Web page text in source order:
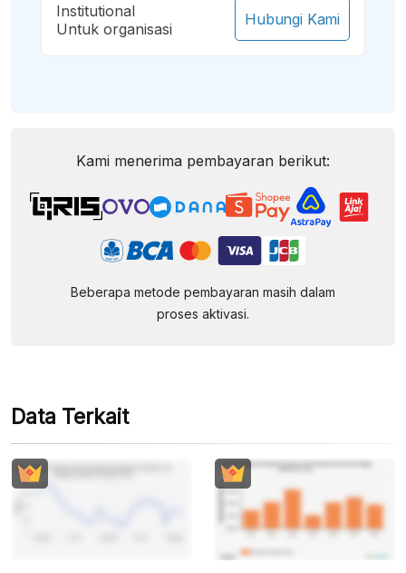
Institutional
Untuk organisasi
Hubungi Kami
Kami menerima pembayaran berikut:
Beberapa metode pembayaran masih dalam
proses aktivasi.
Data Terkait